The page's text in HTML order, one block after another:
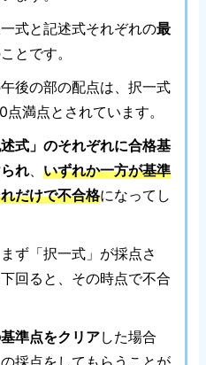
式と記述式それぞれの最
とです。
後の部の配点は、択一式
満点とされています。
述式」のそれぞれに合格基
れ、 いずれか一方が基準
だけで不合格になってし
ず「択一式」が採点さ
回ると、その時点で不合
基準点をクリアした場合